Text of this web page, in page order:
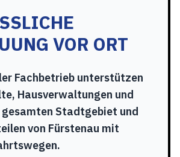
VOR ORT
Fachbetrieb unterstützen
Hausverwaltungen und
Stadtgebiet und
von Fürstenau mit